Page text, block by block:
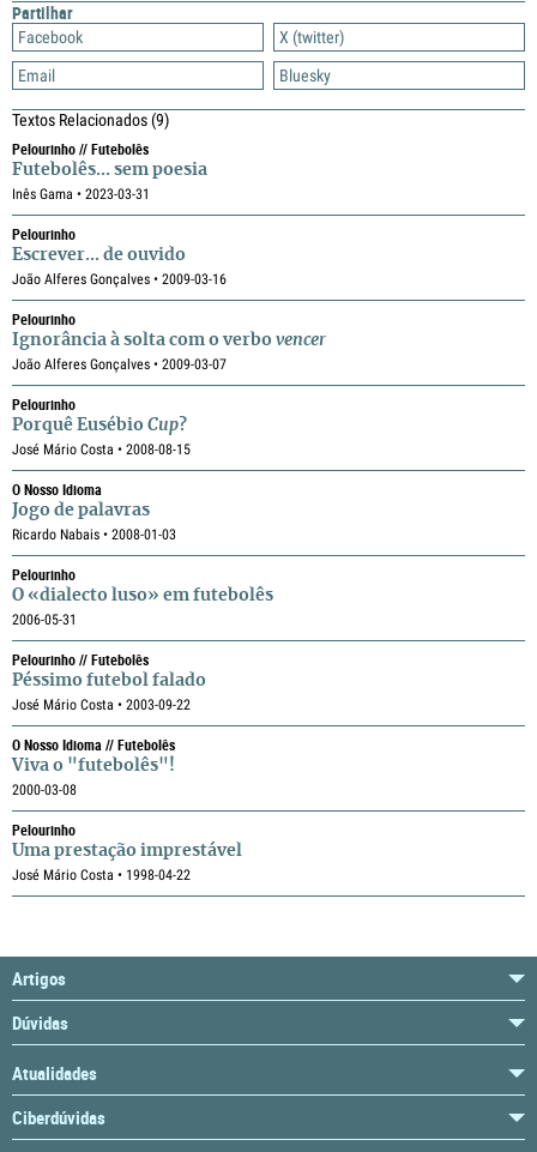
Partilhar
Facebook
X (twitter)
Email
Bluesky
Textos Relacionados(9)
Pelourinho // Futebolês
Futebolês... sem poesia
Inês Gama • 2023-03-31
Pelourinho
Escrever... de ouvido
João Alferes Gonçalves • 2009-03-16
Pelourinho
Ignorância à solta com o verbo vencer
João Alferes Gonçalves • 2009-03-07
Pelourinho
Porquê Eusébio Cup?
José Mário Costa • 2008-08-15
O Nosso Idioma
Jogo de palavras
Ricardo Nabais • 2008-01-03
Pelourinho
O «dialecto luso» em futebolês
2006-05-31
Pelourinho // Futebolês
Péssimo futebol falado
José Mário Costa • 2003-09-22
O Nosso Idioma // Futebolês
Viva o "futebolês"!
2000-03-08
Pelourinho
Uma prestação imprestável
José Mário Costa • 1998-04-22
Artigos
Dúvidas
Atualidades
Ciberdúvidas